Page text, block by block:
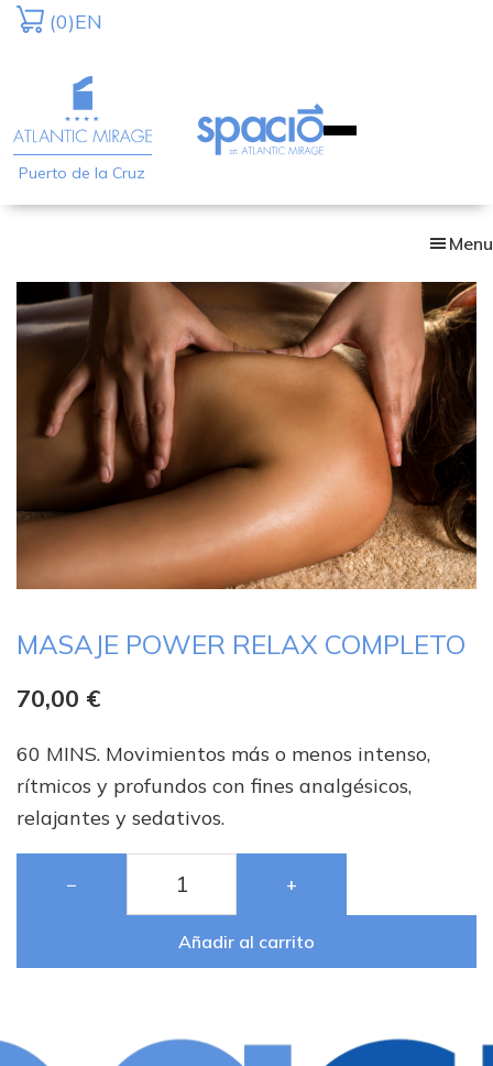
Skip
content
(0)EN
Puerto de la Cruz
Menu
MASAJE POWER RELAX COMPLETO
70,00 €
60 MINS. Movimientos más o menos intenso,
rítmicos y profundos con fines analgésicos,
relajantes y sedativos.
− +
Añadir al carrito